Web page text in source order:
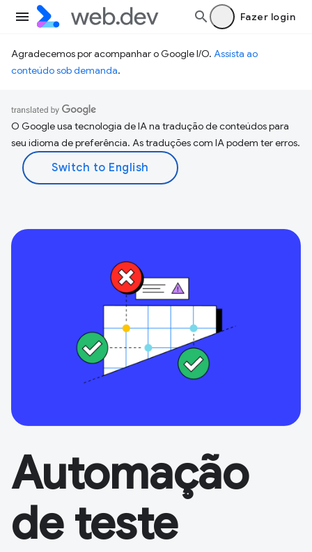
Fazer login
Agradecemos por acompanhar o Google I/O. Assista ao
conteúdo sob demanda.
O Google usa tecnologia de IA na tradução de conteúdos para
seu idioma de preferência. As traduções com IA podem ter erros.
Automação
de teste